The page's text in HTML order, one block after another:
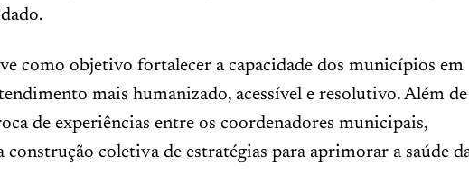
como objetivo fortalecer a capacidade dos municípios em
mais humanizado, acessível e resolutivo. Além de
de experiências entre os coordenadores municipais,
construção coletiva de estratégias para aprimorar a saúde